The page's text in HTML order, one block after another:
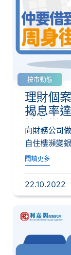
按市動態
理財個
揭息率
樓瀕變
財經時
向財務公司
自住樓瀕變
閱讀更多
22.10.2022